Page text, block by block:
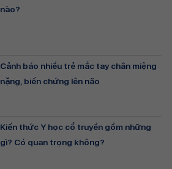
nào?
Cảnh báo nhiều trẻ mắc tay chân miệng
nặng, biến chứng lên não
Kiến thức Y học cổ truyền gồm những
gì? Có quan trọng không?